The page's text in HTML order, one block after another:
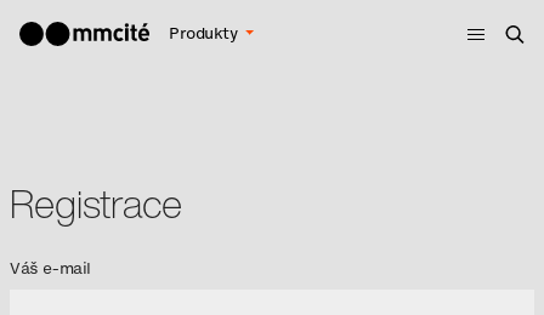
Produkty
Menu
Registrace
Váš e-mail